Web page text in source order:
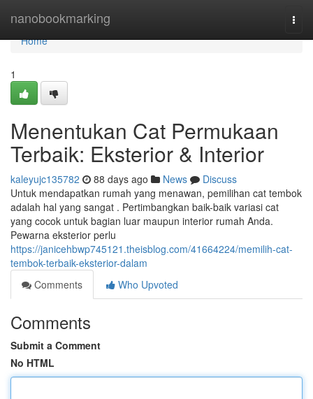
nanobookmarking
Home
Home
1
Menentukan Cat Permukaan
Terbaik: Eksterior & Interior
kaleyujc135782 88 days ago News
Discuss
Untuk mendapatkan rumah yang menawan, pemilihan cat tembok
adalah hal yang sangat . Pertimbangkan baik-baik variasi cat
yang cocok untuk bagian luar maupun interior rumah Anda.
Pewarna eksterior perlu
https://janicehbwp745121.theisblog.com/41664224/memilih-cat-
tembok-terbaik-eksterior-dalam
Comments
Who Upvoted
Comments
Submit a Comment
No HTML